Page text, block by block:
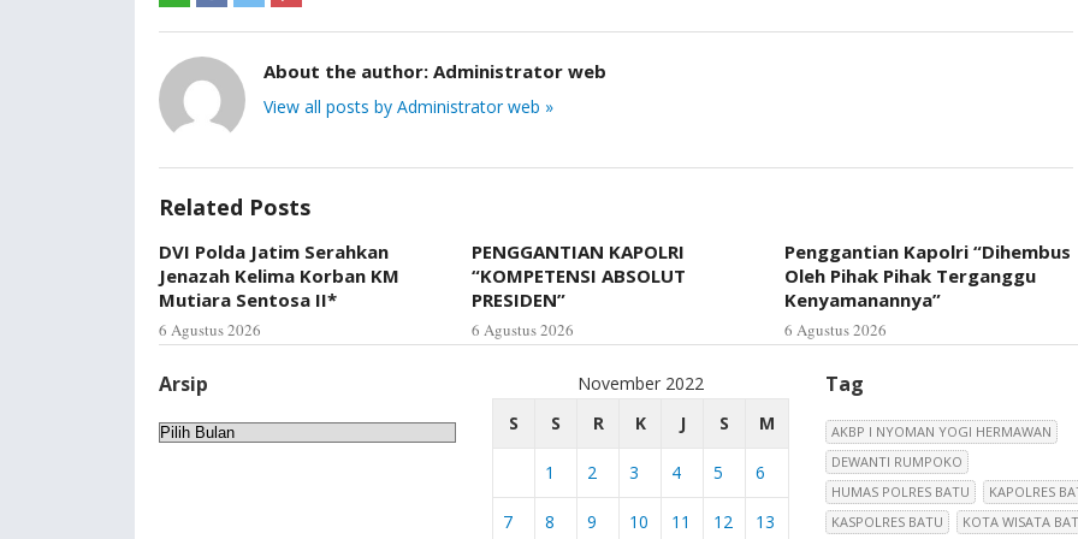
About the author: Administrator web
View all posts by Administrator web »
Related Posts
DVI Polda Jatim Serahkan
Jenazah Kelima Korban KM
Mutiara Sentosa II*
6 Agustus 2026
PENGGANTIAN KAPOLRI
“KOMPETENSI ABSOLUT
PRESIDEN”
6 Agustus 2026
Penggantian Kapolri “Dihembus
Oleh Pihak Pihak Terganggu
Kenyamanannya”
6 Agustus 2026
Arsip
Arsip
November 2022
S
S R K J S M
1 2 3 4 5 6
7 8 9 10 11 12 13
Tag
AKBP I NYOMAN YOGI HERMAWAN
DEWANTI RUMPOKO
HUMAS POLRES BATU
KAPOLRES
KASPOLRES BATU
KOTA WISATA